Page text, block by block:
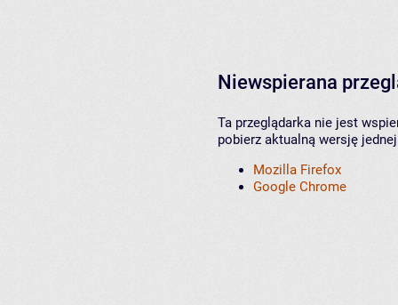
Niewspierana
Ta przeglądarka nie jest
pobierz aktualną wersję
Mozilla Firefox
Google Chrome